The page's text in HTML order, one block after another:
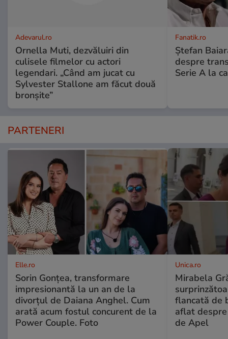
Adevarul.ro
Ornella Muti, dezvăluiri din
culisele filmelor cu actori
legendari. „Când am jucat cu
Sylvester Stallone am făcut două
bronșite”
Fanatik.ro
Ștefan
despre
Serie A la
PARTENERI
Elle.ro
Sorin Gonțea, transformare
impresionantă la un an de la
divorțul de Daiana Anghel. Cum
arată acum fostul concurent de la
Power Couple. Foto
Unica.ro
Mirabela
flancată de
aflat
de Apel